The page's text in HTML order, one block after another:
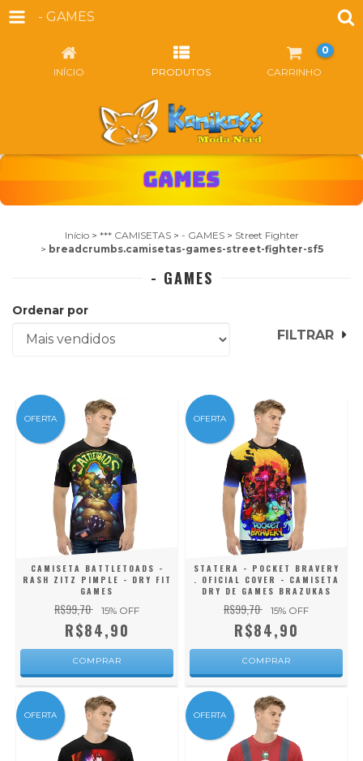
- GAMES
INÍCIO PRODUTOS CARRINHO
0
Início > *** CAMISETAS > - GAMES > Street Fighter
> breadcrumbs.camisetas-games-street-fighter-sf5
- GAMES
Ordenar por
FILTRAR
OFERTA
CAMISETA BATTLETOADS -
RASH ZITZ PIMPLE - DRY FIT
GAMES
R$99,70 15% OFF
R$84,90
COMPRAR
OFERTA
STATERA - POCKET BRAVERY
. OFICIAL COVER - CAMISETA
DRY DE GAMES BRAZUKAS
R$99,70 15% OFF
R$84,90
COMPRAR
OFERTA OFERTA